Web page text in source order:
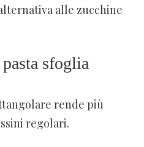
alle zucchine
sfoglia
rende più
regolari.